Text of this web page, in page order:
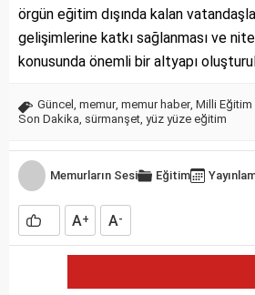
örgün eğitim dışında kalan
gelişimlerine katkı sağlanması ve
konusunda önemli bir altyapı
Güncel , memur, memur haber, Milli Eğitim
Son Dakika, sürmanşet, yüz yüze eğitim
Memurların Sesi Eğitim
A+ A-